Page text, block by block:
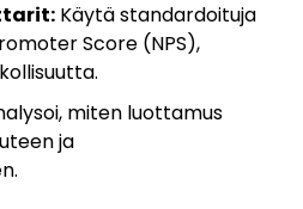
Käytä standardoituja
Score (NPS),
miten luottamus
ja